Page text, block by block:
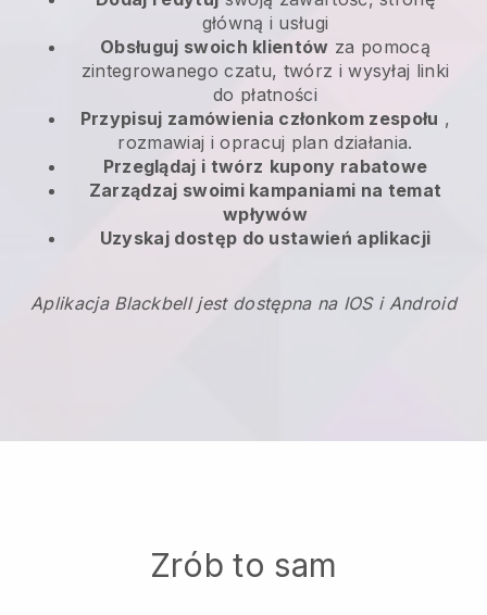
główną i usługi
Obsługuj swoich klientów za pomocą
zintegrowanego czatu, twórz i wysyłaj linki
do płatności
Przypisuj zamówienia członkom zespołu ,
rozmawiaj i opracuj plan działania.
Przeglądaj i twórz kupony rabatowe
Zarządzaj swoimi kampaniami na temat
wpływów
Uzyskaj dostęp do ustawień aplikacji
Aplikacja Blackbell jest dostępna na IOS i Android
Zrób to sam